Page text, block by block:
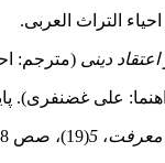
دینی (مترجم:
علی غضنفری).
معرفت، 5(19)، صص 38‑43.